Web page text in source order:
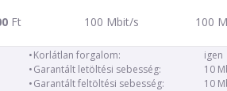
Ft 100 Mbit/s 100
Korlátlan forgalom:
igen
Garantált letöltési sebesség:
10
Garantált feltöltési sebesség:
10